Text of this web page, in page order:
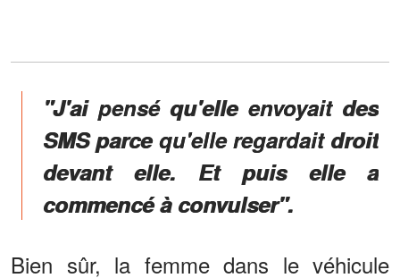
"J'ai pensé qu'elle envoyait des
SMS parce qu'elle regardait droit
devant elle. Et puis elle a
commencé à convulser".
Bien sûr, la femme dans le véhicule